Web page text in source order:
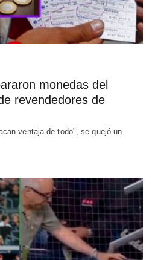
monedas del
revendedores de
ventaja de todo", se quejó un